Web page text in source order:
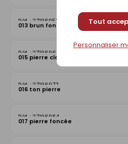
Tout
Personnaliser
27196953
013 brun foncé
27196960
015 pierre claire
27196977
016 ton pierre
27196984
017 pierre foncée